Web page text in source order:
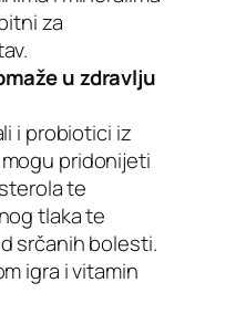
za
u zdravlju
i probiotici iz
pridonijeti
te
tlaka te
srčanih bolesti.
igra i vitamin